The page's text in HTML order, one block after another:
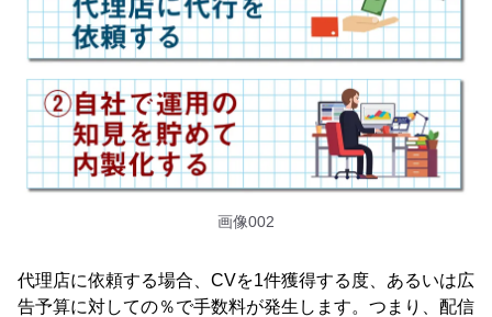
画像002
代理店に依頼する場合、CVを1件獲得する度、あるいは広
告予算に対しての％で手数料が発生します。つまり、配信